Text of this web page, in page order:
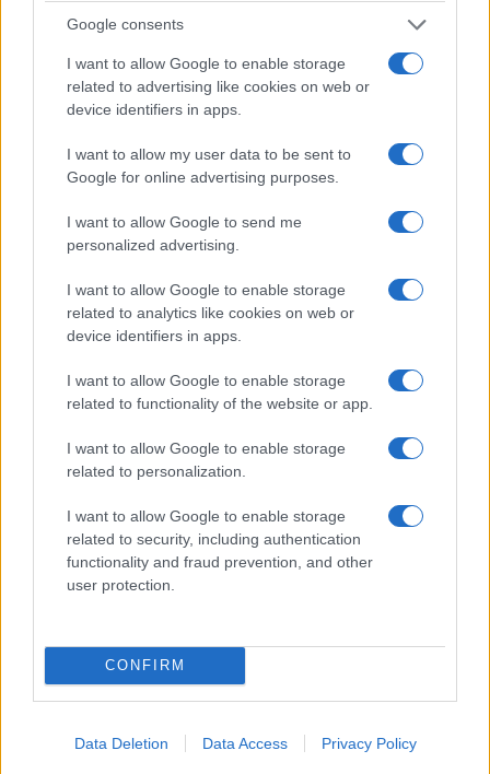
Google consents
I want to allow Google to enable storage
related to advertising like cookies on web or
device identifiers in apps.
I want to allow my user data to be sent to
Google for online advertising purposes.
I want to allow Google to send me
personalized advertising.
I want to allow Google to enable storage
related to analytics like cookies on web or
device identifiers in apps.
I want to allow Google to enable storage
related to functionality of the website or app.
I want to allow Google to enable storage
related to personalization.
I want to allow Google to enable storage
related to security, including authentication
functionality and fraud prevention, and other
user protection.
CONFIRM
Data Deletion Data Access Privacy Policy
ΑΙΧΜΕΣ: Καλοκαίρι ανατροπών
Είναι ένα Καλοκαίρι μεγάλων ανατροπών. Ορισμένες εξ
αυτών, είναι δομικές στο χώρο της τηλεόρασης και άλλες
και τις φιλοδοξίες των δημοσιογράφων και των
παρουσιαστών. Οι αλλαγές και οι ανατροπές δεν φαίνεται
προκαλέσουν και νέες εκπλήξεις. Διακοπές: Πώς να
αποφύγετε τραγικά […]